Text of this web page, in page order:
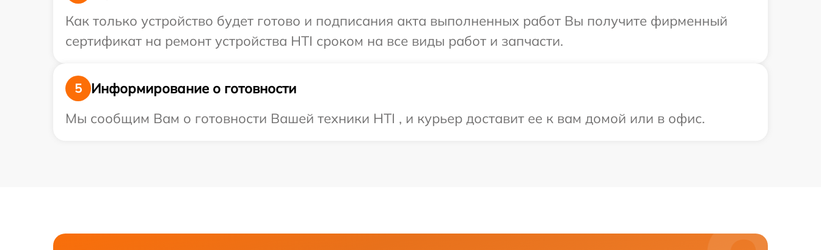
Как только устройство будет готово и подписания акта выполненных работ Вы получите фирменный
сертификат на ремонт устройства HTI сроком на все виды работ и запчасти.
5
Информирование о готовности
Мы сообщим Вам о готовности Вашей техники HTI , и курьер доставит ее к вам домой или в офис.